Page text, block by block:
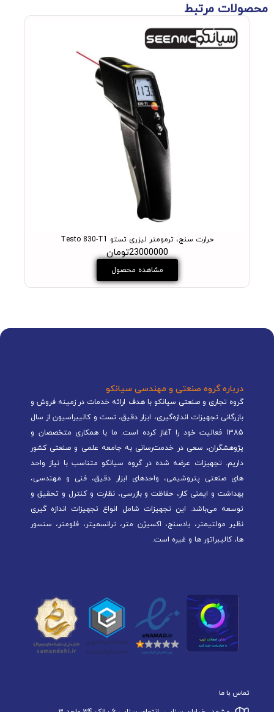
محصولات مرتبط
حرارت سنج، ترمومتر لیزری تستو Testo 830-T1
23000000تومان
مشاهده محصول
درباره گروه صنعتی و مهندسی سیانکو
گروه تجاری و صنعتی سیانکو با هدف ارائه خدمات در زمینه فروش و
بازرگانی تجهیزات اندازه‌گیری، ابزار دقیق، تست و کالیبراسیون از سال
1385 فعالیت خود را آغاز کرده است. ما با همکاری متخصصان و
پژوهشگران، سعی در خدمت‌رسانی به جامعه علمی و صنعتی کشور
داریم. تجهیزات عرضه شده در گروه سیانکو متناسب با نیاز واحد
های صنعتی پتروشیمی، واحدهای ابزار دقیق، فنی و مهندسی،
بهداشت و ایمنی کار، حفاظت و بازرسی، نظارت و کنترل و تحقیق و
توسعه می‌باشد. این تجهیزات شامل انواع تجهیزات اندازه گیری
نظیر مولتیمتر، بادسنج، اکسیژن متر، ترانسمیتر، فلومتر، سنسور
ها، کالیبراتور ها و غیره است.
تماس با ما